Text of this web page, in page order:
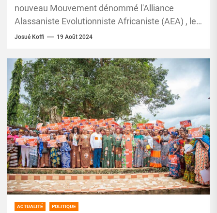
nouveau Mouvement dénommé l'Alliance
Alassaniste Evolutionniste Africaniste (AEA) , le
samedi 17 Août 2024, au cours d'une
Josué Koffi 19 Août 2024
ACTUALITÉ POLITIQUE